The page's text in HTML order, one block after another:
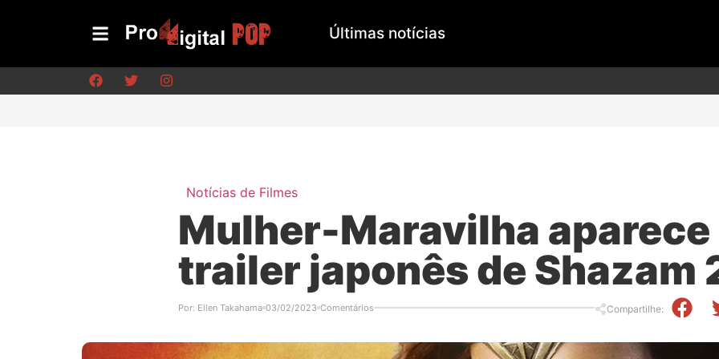
Últimas notícias
Notícias de Filmes
Mulher-Maravilha aparece
trailer japonês de Shazam
Por: Ellen Takahama 03/02/2023 Comentários Compartilhe: